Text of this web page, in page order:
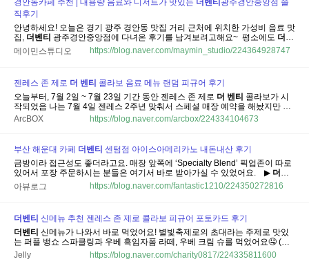
직후기
안녕하세요! 오늘은 경기 광주 경안동 맛집 거리 근처에 위치한 가성비 음료 맛
집, 더벤티 광주경안중앙점에 다녀온 후기를 남겨보려고해요~ ​ 평소에도 더
티 는 양도 푸짐하고 맛도 좋아서 자주 이용하는 편인데요, 이번에 다녀온 광주
경안중앙점은 매장도 깔끔하고 직원분들도 친절하셔서 방문하는 내내 기분이
메이민스튜디오 https://blog.naver.com/maymin_studio/224364928747
젠레스 존 제로 더 벤티 콜라보 음료 메뉴 랜덤 피규어 후기
오늘부터, 7월 2일 ~ 7월 23일 기간 동안 젠레스 존 제로 더 벤티 콜라보가 시
작되었음 나는 7월 4일 젠레스 2주년 맞춰서 스페셜 매장 예약을 해놨지만 그
래도 첫날 후기는 못 참는다!! 그래서 바로더벤티가서 콜라보 메뉴 포장해왔
고 상세 공지는 아래 페이지 참고하면 됨. ​ ✨별빛 축제로의 초대 ✨ 젠레스 존
ArcBOX https://blog.naver.com/arcbox/224334104673
부산 해운대 카페 더 벤티 센텀점 아이스아메리카노 내돈내산 후기
금방이라 접근성도 좋더라고요. 매장 앞쪽에 ‘Specialty Blend’ 픽업존이 따로
있어서 포장 주문하시는 분들은 여기서 바로 받아가실 수 있었어요. ​ ​ ​ ▶ 더 벤
티 앱 신규회원 쿠폰으로 아메리카노 주문 ​ ​더벤티! 신규 회원가입했더니 신
규회원전용 아메리카노 쿠폰이 바로 발급되더라고요. ​ ​ 아이스로 변경하면...
아뷰로그 https://blog.naver.com/fantastic1210/224350272816
더 벤티 신메뉴 추천 젠레스 존 제로 콜라보 피규어 포토카드 후기
더 벤티 신메뉴가 나와서 바로 먹었어요! 별빛축제로의 초대라는 주제로 맛있
는 퍼플 뱅쇼 스파클링과 우베 흑임자폼 라떼, 우베 크림 슈를 먹었어요🤤 (행
사 기간7월2일~23일) 콜라보 신메뉴가 다양하죠 이번 신메뉴는 젠레스 존 제
로와 콜라보한 시즌 메뉴라 게임을 좋아하시는분들은 꼭 달려가서 예쁜 피규
Jelly https://blog.naver.com/charity0817/224335811600